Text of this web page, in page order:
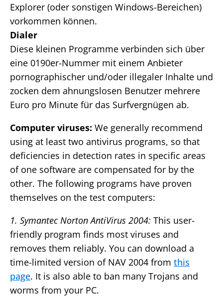
Explorer (oder sonstigen Windows-Bereichen)
vorkommen können.
Dialer
Diese kleinen Programme verbinden sich über
eine 0190er-Nummer mit einem Anbieter
pornographischer und/oder illegaler Inhalte und
zocken dem ahnungslosen Benutzer mehrere
Euro pro Minute für das Surfvergnügen ab.
Computer viruses: We generally recommend
using at least two antivirus programs, so that
deficiencies in detection rates in specific areas
of one software are compensated for by the
other. The following programs have proven
themselves on the test computers:
1. Symantec Norton AntiVirus 2004: This user-
friendly program finds most viruses and
removes them reliably. You can download a
time-limited version of NAV 2004 from this
page. It is also able to ban many Trojans and
worms from your PC.